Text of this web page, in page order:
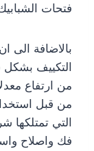
فتحات
بالاضافة الى
التكييف بشكل
من ارتفاع
من قبل
التي تمتلكها
فك واصلاح